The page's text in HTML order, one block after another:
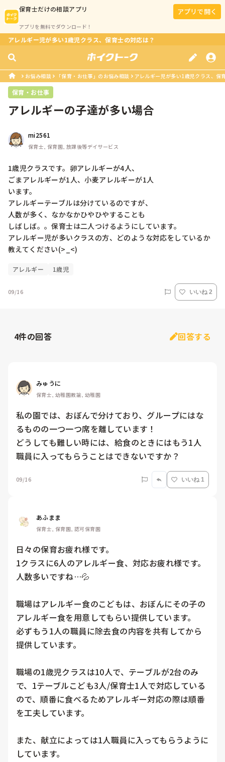
保育士だけの相談アプリ
アプリを無料でダウンロード！
アプリで開く
アレルギー児が多い1歳児クラス、保育士の対応は？
お悩み相談 「保育・お仕事」のお悩み相談 アレルギー児が多い1歳児クラス、保
保育・お仕事
アレルギーの子達が多い場合
mi2561
保育士, 保育園, 放課後等デイサービス
1歳児クラスです。卵アレルギーが4人、
ごまアレルギーが1人、小麦アレルギーが1人
います。
アレルギーテーブルは分けているのですが、
人数が多く、なかなかひやひやすることも
しばしば。。保育士は二人つけるようにしています。
アレルギー児が多いクラスの方、どのような対応をしているか
教えてください(>_<)
アレルギー 1歳児
09/16 いいね 2
4件の回答 回答する
みゅうに
保育士, 幼稚園教諭, 幼稚園
私の園では、おぼんで分けており、グループにはな
るものの一つ一つ席を離しています！
どうしても難しい時には、給食のときにはもう1人
職員に入ってもらうことはできないですか？
09/16 いいね 1
あふまま
保育士, 保育園, 認可保育園
日々の保育お疲れ様です。
1クラスに6人のアレルギー食、対応お疲れ様です。
人数多いですね…💦
職場はアレルギー食のこどもは、おぼんにその子の
アレルギー食を用意してもらい提供しています。
必ずもう1人の職員に除去食の内容を共有してから
提供しています。
職場の1歳児クラスは10人で、テーブルが2台のみ
で、1テーブルこども3人/保育士1人で対応している
ので、順番に食べるためアレルギー対応の際は順番
を工夫しています。
また、献立によっては1人職員に入ってもらうように
しています。